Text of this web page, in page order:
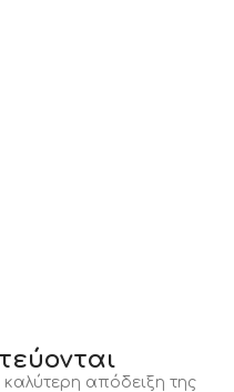
καλύτερη απόδειξη της